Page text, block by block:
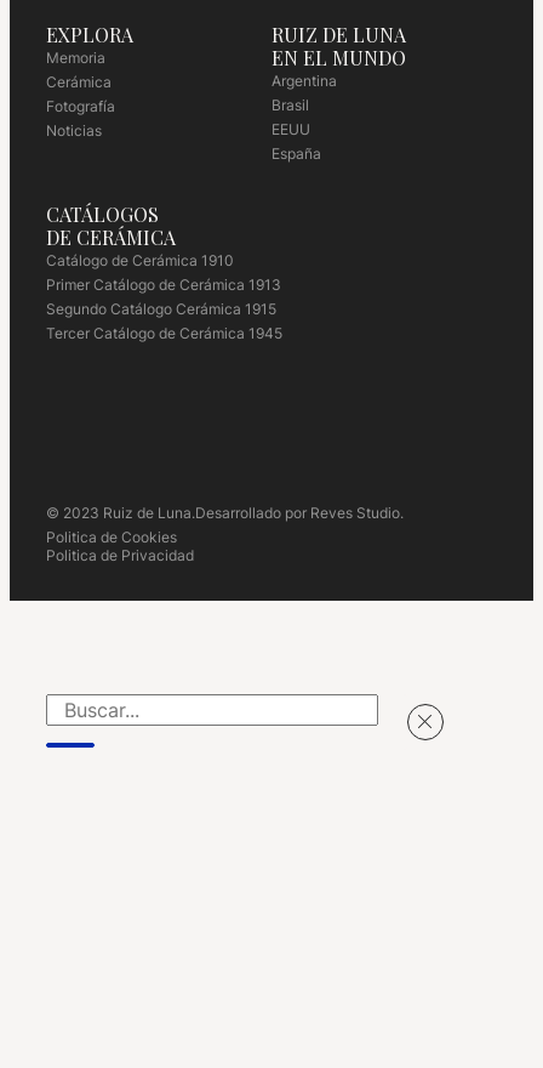
EXPLORA
Memoria
Cerámica
Fotografía
Noticias
RUIZ DE LUNA
EN EL MUNDO
Argentina
Brasil
EEUU
España
CATÁLOGOS
DE CERÁMICA
Catálogo de Cerámica 1910
Primer Catálogo de Cerámica 1913
Segundo Catálogo Cerámica 1915
Tercer Catálogo de Cerámica 1945
© 2023 Ruiz de Luna.Desarrollado por Reves Studio.
Politica de Cookies
Politica de Privacidad